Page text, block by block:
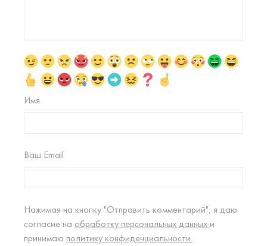
Имя
Ваш Email
Нажимая на кнопку "Отправить комментарий", я даю
согласие на обработку персональных данных и
принимаю политику конфиденциальности.